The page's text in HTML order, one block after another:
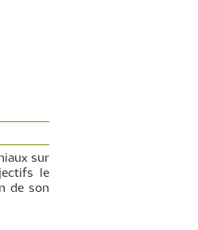
sur
le
de son